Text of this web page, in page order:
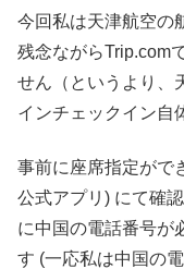
今回私は天津航空の
残念ながらTrip.com
せん（というより、
インチェックイン自
事前に座席指定がで
公式アプリ) にて確
に中国の電話番号が
す (一応私は中国の